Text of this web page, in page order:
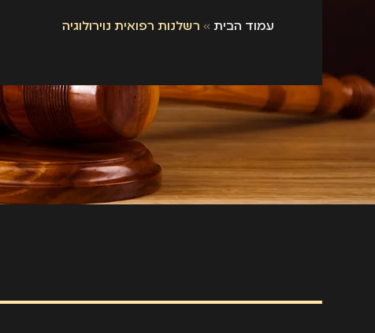
עמוד הבית» רשלנות רפואית נוירולוגיה